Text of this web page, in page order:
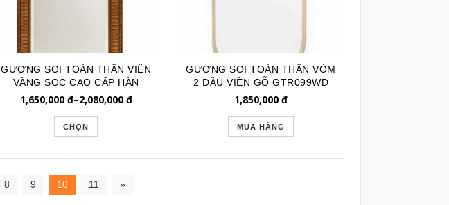
GƯƠNG SOI TOÀN THÂN VIỀN
VÀNG SỌC CAO CẤP HÀN
QUỐC 200
1,650,000đ–2,080,000đ
CHỌN
GƯƠNG SOI TOÀN THÂN VÒM
2 ĐẦU VIỀN GỖ GTR099WD
1,850,000 đ
MUA HÀNG
8 9 10 11 »